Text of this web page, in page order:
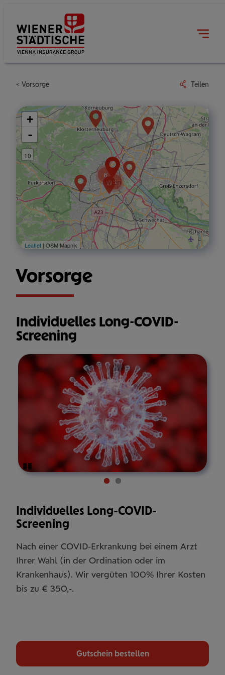
Vorsorge Teilen
6
5
+
-
10
Leaflet| OSM Mapnik
Vorsorge
Individuelles Long-COVID-
Screening
Individuelles Long-COVID-
Screening
Nach einer COVID-Erkrankung bei einem Arzt
Ihrer Wahl (in der Ordination oder im
Krankenhaus). Wir vergüten 100% Ihrer Kosten
bis zu € 350,-.
Gutschein bestellen